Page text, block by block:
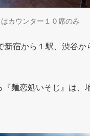
はカウンター１０席のみ
新宿から１駅、渋谷
『麺恋処いそじ』は